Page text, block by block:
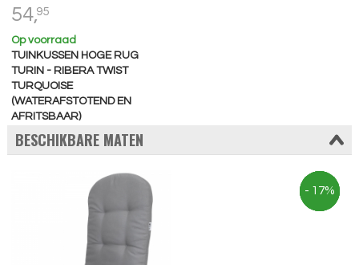
54,95
Op voorraad
TUINKUSSEN HOGE RUG
TURIN - RIBERA TWIST
TURQUOISE
(WATERAFSTOTEND EN
AFRITSBAAR)
BESCHIKBARE MATEN
- 14%
- 13%
- 12%
- 17%